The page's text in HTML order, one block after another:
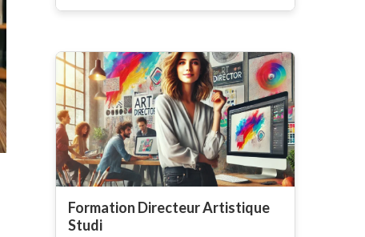
Formation Directeur Artistique
Studi